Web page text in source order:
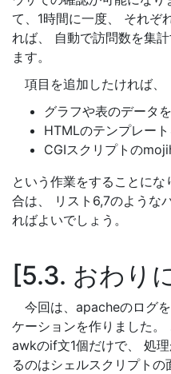
て、1時間に一度、 それぞ
れば、 自動で訪問数を集
ます。
項目を追加したければ、
グラフや表のデータ
HTMLのテンプレー
CGIスクリプトの
という作業をすることに
合は、 リスト6,7のような
ればよいでしょう。
5.3. おわり
今回は、apacheのログ
ケーションを作りました
awkのif文1個だけで、 処
るのはシェルスクリプトの